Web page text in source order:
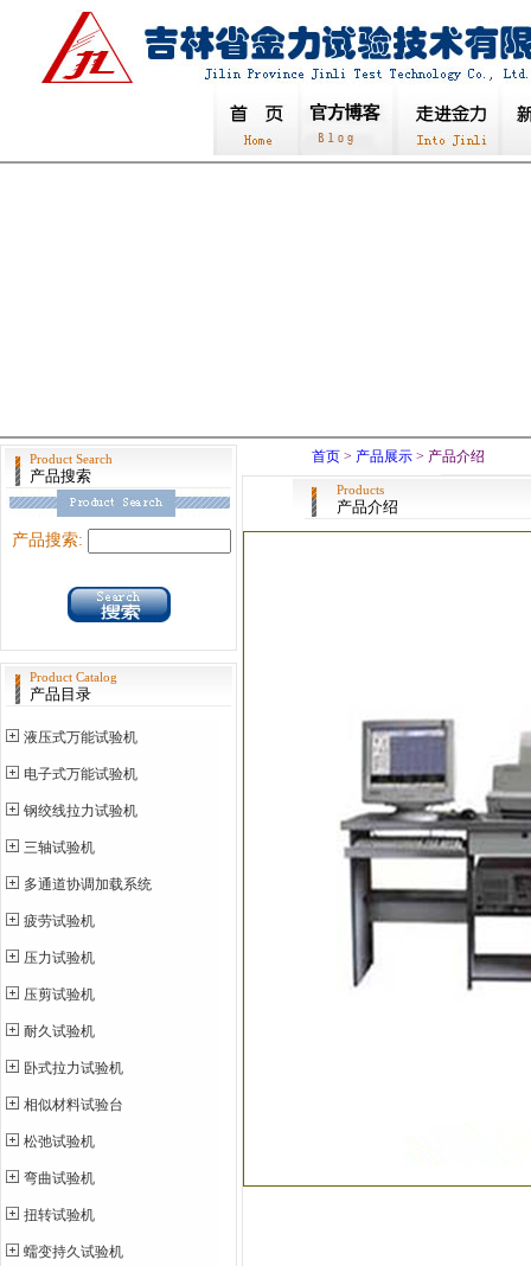
Product Search
产品搜索
产品搜索:
Product Catalog
产品目录
液压式万能试验机
电子式万能试验机
钢绞线拉力试验机
三轴试验机
多通道协调加载系统
疲劳试验机
压力试验机
压剪试验机
耐久试验机
卧式拉力试验机
相似材料试验台
松弛试验机
弯曲试验机
扭转试验机
蠕变持久试验机
首页> 产品展示> 产品介绍
Products
产品介绍